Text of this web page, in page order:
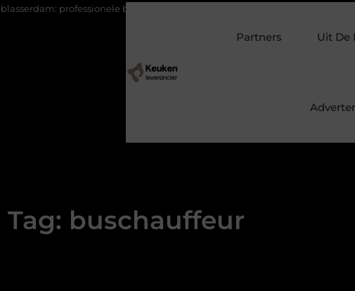
professionele begeleiding bij pijn en herstel Wonen in een villa
Partners Uit De
Tag: buschauffeur